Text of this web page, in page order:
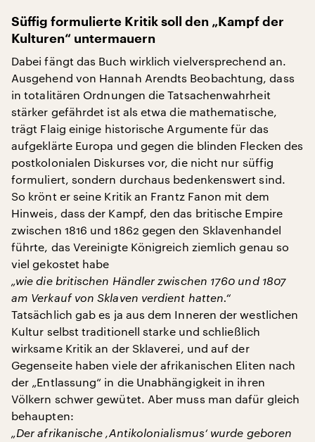
Süffig formulierte Kritik soll den „Kampf der
Kulturen“ untermauern
Dabei fängt das Buch wirklich vielversprechend an.
Ausgehend von Hannah Arendts Beobachtung, dass
in totalitären Ordnungen die Tatsachenwahrheit
stärker gefährdet ist als etwa die mathematische,
trägt Flaig einige historische Argumente für das
aufgeklärte Europa und gegen die blinden Flecken des
postkolonialen Diskurses vor, die nicht nur süffig
formuliert, sondern durchaus bedenkenswert sind.
So krönt er seine Kritik an Frantz Fanon mit dem
Hinweis, dass der Kampf, den das britische Empire
zwischen 1816 und 1862 gegen den Sklavenhandel
führte, das Vereinigte Königreich ziemlich genau so
viel gekostet habe
„wie die britischen Händler zwischen 1760 und 1807
am Verkauf von Sklaven verdient hatten.“
Tatsächlich gab es ja aus dem Inneren der westlichen
Kultur selbst traditionell starke und schließlich
wirksame Kritik an der Sklaverei, und auf der
Gegenseite haben viele der afrikanischen Eliten nach
der „Entlassung“ in die Unabhängigkeit in ihren
Völkern schwer gewütet. Aber muss man dafür gleich
behaupten:
„Der afrikanische ‚Antikolonialismus‘ wurde geboren